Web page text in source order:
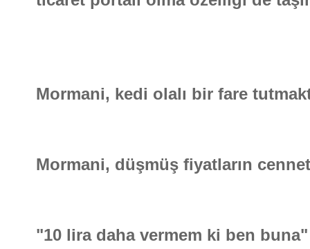
Mormani, kedi olalı bir fare
Mormani, düşmüş fiyatların
"10 lira daha vermem ki ben